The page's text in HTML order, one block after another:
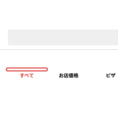
すべて お店価格 ピザ